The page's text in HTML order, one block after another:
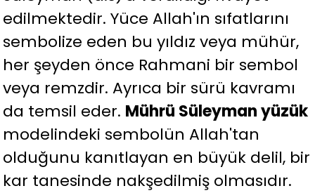
edilmektedir. Yüce Allah'ın sıfatlarını
sembolize eden bu yıldız veya mühür,
her şeyden önce Rahmani bir sembol
veya remzdir. Ayrıca bir sürü kavramı
da temsil eder. Mührü Süleyman yüzük
modelindeki sembolün Allah'tan
olduğunu kanıtlayan en büyük delil, bir
kar tanesinde nakşedilmiş olmasıdır.